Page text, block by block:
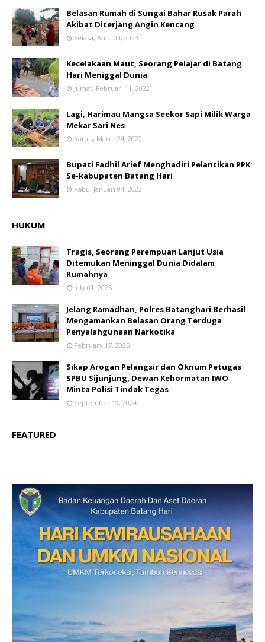
Belasan Rumah di Sungai Bahar Rusak Parah
Akibat Diterjang Angin Kencang
Selasa, April 04, 2023
Kecelakaan Maut, Seorang Pelajar di Batang
Hari Meniggal Dunia
Jumat, Februari 11, 2022
Lagi, Harimau Mangsa Seekor Sapi Milik Warga
Mekar Sari Nes
Kamis, Maret 24, 2022
Bupati Fadhil Arief Menghadiri Pelantikan PPK
Se-kabupaten Batang Hari
Rabu, Januari 04, 2023
HUKUM
Tragis, Seorang Perempuan Lanjut Usia
Ditemukan Meninggal Dunia Didalam
Rumahnya
July 01, 2025
Jelang Ramadhan, Polres Batanghari Berhasil
Mengamankan Belasan Orang Terduga
Penyalahgunaan Narkotika
February 17, 2025
Sikap Arogan Pelangsir dan Oknum Petugas
SPBU Sijunjung, Dewan Kehormatan IWO
Minta Polisi Tindak Tegas
September 19, 2024
FEATURED